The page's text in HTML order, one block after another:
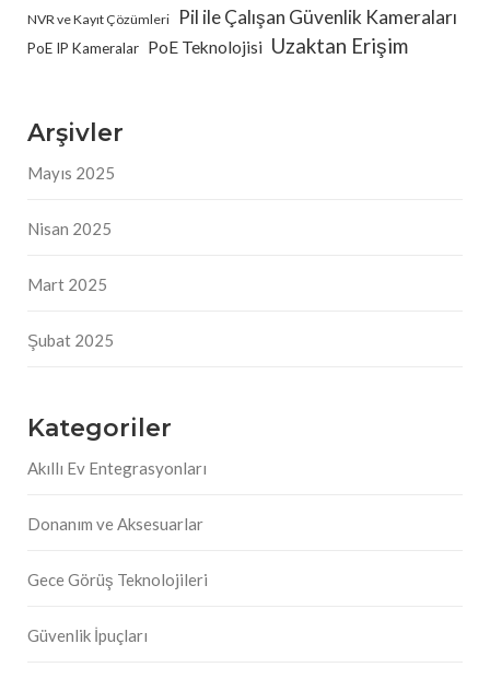
NVR ve Kayıt Çözümleri Pil ile Çalışan Güvenlik Kameraları
PoE IP Kameralar PoE Teknolojisi Uzaktan Erişim
Arşivler
Mayıs 2025
Nisan 2025
Mart 2025
Şubat 2025
Kategoriler
Akıllı Ev Entegrasyonları
Donanım ve Aksesuarlar
Gece Görüş Teknolojileri
Güvenlik İpuçları